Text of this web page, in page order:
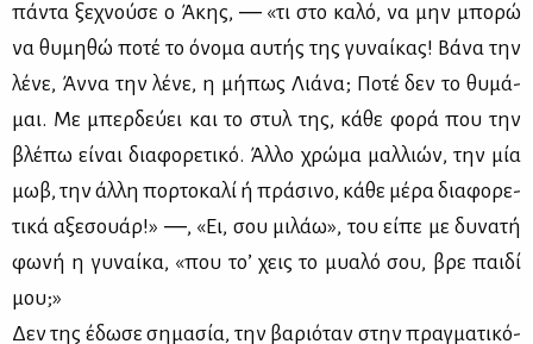
πά­ντα ξε­χνού­σε ο Άκης, ― «τι στο κα­λό, να μην μπο­ρώ
να θυ­μη­θώ πο­τέ το όνο­μα αυ­τής της γυ­ναί­κας! Βά­να την
λέ­νε, Άν­να την λέ­νε, η μή­πως Λιά­να; Πο­τέ δεν το θυ­μά­
μαι. Με μπερ­δεύ­ει και το στυλ της, κά­θε φο­ρά που την
βλέ­πω εί­ναι δια­φο­ρε­τι­κό. Άλ­λο χρώ­μα μαλ­λιών, την μία
μωβ, την άλ­λη πορ­το­κα­λί ή πρά­σι­νο, κά­θε μέ­ρα δια­φο­ρε­
τι­κά αξε­σουάρ!» ―, «Ει, σου μι­λάω», του εί­πε με δυ­να­τή
φω­νή η γυ­ναί­κα, «που το’ χεις το μυα­λό σου, βρε παι­δί
μου;»
Δεν της έδω­σε ση­μα­σία, την βα­ριό­ταν στην πραγ­μα­τι­κό­